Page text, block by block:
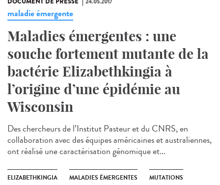
maladie émergente
Maladies émergentes : une
souche fortement mutante de la
bactérie Elizabethkingia à
l’origine d’une épidémie au
Wisconsin
Des chercheurs de l’Institut Pasteur et du CNRS, en
collaboration avec des équipes américaines et australiennes,
ont réalisé une caractérisation génomique et...
ELIZABETHKINGIA MALADIES ÉMERGENTES MUTATIONS